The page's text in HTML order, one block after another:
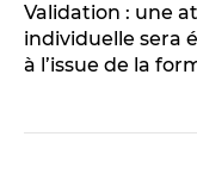
Validation : une
individuelle sera
à l’issue de la